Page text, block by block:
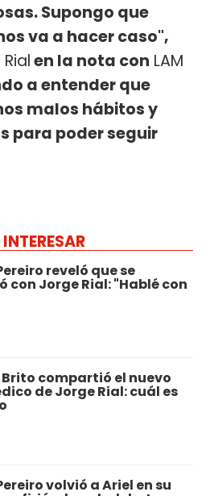
Supongo que
va a hacer caso",
en la nota con LAM
a entender que
malos hábitos y
para poder seguir
reveló que se
con Jorge Rial: "Hablé con
compartió el nuevo
de Jorge Rial: cuál es
volvió a Ariel en su